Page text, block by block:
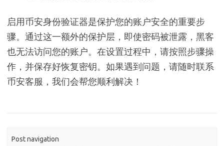
启用币安身份验证器是保护您的账户安全的重要步
骤。通过这一额外的保护层，即使密码被泄露，黑客
也无法访问您的账户。在设置过程中，请按照步骤操
作，并保存好恢复密钥。如果遇到问题，请随时联系
币安客服，我们会帮您顺利解决！
Post navigation